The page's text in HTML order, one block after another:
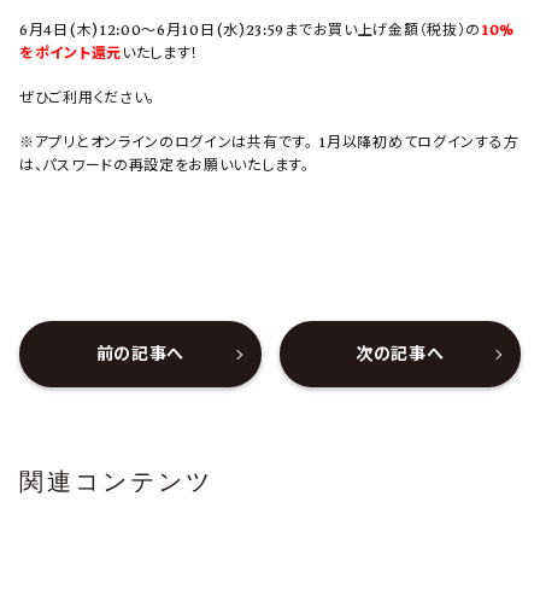
6月4日(木)12:00〜6月10日(水)23:59までお買い上げ金額（税抜）の 10%
をポイント還元 いたします！
ぜひご利用ください。
※アプリとオンラインのログインは共有です。 1月以降初めてログインする方
は、パスワードの再設定をお願いいたします。
前の記事へ 次の記事へ
関連コンテンツ